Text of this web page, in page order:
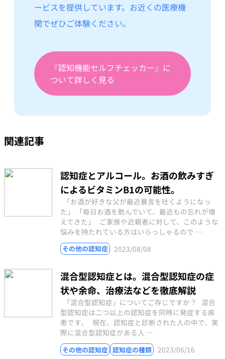
ービスを提供しています。お近くの医療機
関でぜひご体験ください。
『認知機能セルフチェッカー』に
ついて詳しく見る
関連記事
認知症とアルコール。お酒の飲みすぎ
によるビタミンB1の可能性。
「お酒が好きな父が最近暴言を吐くようになっ
た」 「毎日お酒を飲んでいて、最近もの忘れが増
えてきた」 ご家族や近親者に対して、このような
悩みを持たれている方はいらっしゃるので …
その他の認知症 2023/08/08
混合型認知症とは。混合型認知症の症
状や余命、治療法などを徹底解説
「混合型認知症」についてご存じですか？ 混合
型認知症は二つ以上の認知症を同時に発症する疾
患です。 現在、認知症と診断された人の中で、実
際に混合型認知症がある人 …
その他の認知症 認知症の種類 2023/06/16